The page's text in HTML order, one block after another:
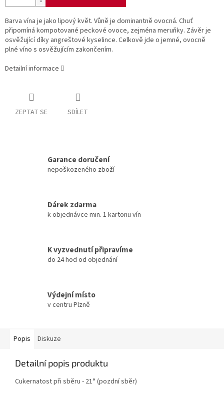
Barva vína je jako lipový květ. Vůně je dominantně ovocná. Chuť
připomíná kompotované peckové ovoce, zejména meruňky. Závěr je
osvěžující díky angreštové kyselince. Celkově jde o jemné, ovocně
plné víno s osvěžujícím zakončením.
Detailní informace
ZEPTAT SE SDÍLET
Garance doručení
nepoškozeného zboží
Dárek zdarma
k objednávce min. 1 kartonu vín
K vyzvednutí připravíme
do 24 hod od objednání
Výdejní místo
v centru Plzně
Popis Diskuze
Detailní popis produktu
Cukernatost při sběru - 21° (pozdní sběr)